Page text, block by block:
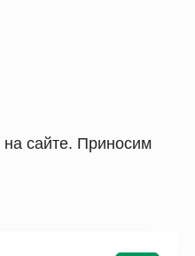
сайте. Приносим